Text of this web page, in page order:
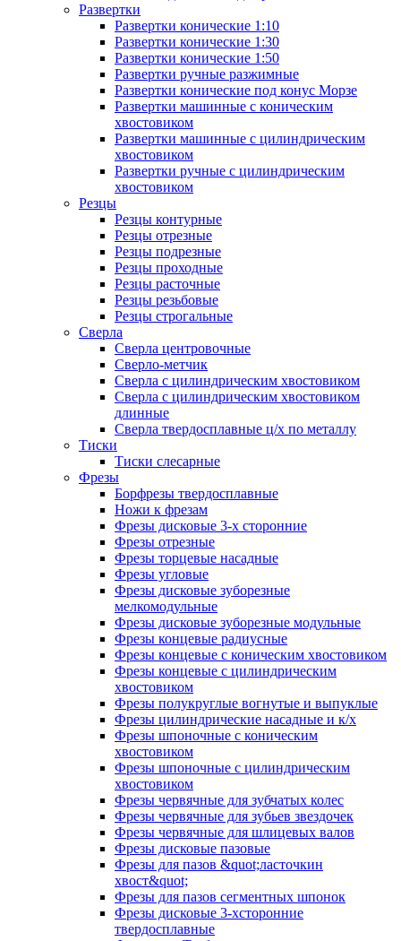
Развертки
Развертки конические 1:10
Развертки конические 1:30
Развертки конические 1:50
Развертки ручные разжимные
Развертки конические под конус Морзе
Развертки машинные с коническим
хвостовиком
Развертки машинные с цилиндрическим
хвостовиком
Развертки ручные с цилиндрическим
хвостовиком
Резцы
Резцы контурные
Резцы отрезные
Резцы подрезные
Резцы проходные
Резцы расточные
Резцы резьбовые
Резцы строгальные
Сверла
Сверла центровочные
Сверло-метчик
Сверла с цилиндрическим хвостовиком
Сверла с цилиндрическим хвостовиком
длинные
Сверла твердосплавные ц/х по металлу
Тиски
Тиски слесарные
Фрезы
Борфрезы твердосплавные
Ножи к фрезам
Фрезы дисковые 3-х сторонние
Фрезы отрезные
Фрезы торцевые насадные
Фрезы угловые
Фрезы дисковые зуборезные
мелкомодульные
Фрезы дисковые зуборезные модульные
Фрезы концевые радиусные
Фрезы концевые с коническим хвостовиком
Фрезы концевые с цилиндрическим
хвостовиком
Фрезы полукруглые вогнутые и выпуклые
Фрезы цилиндрические насадные и к/х
Фрезы шпоночные с коническим
хвостовиком
Фрезы шпоночные с цилиндрическим
хвостовиком
Фрезы червячные для зубчатых колес
Фрезы червячные для зубьев звездочек
Фрезы червячные для шлицевых валов
Фрезы дисковые пазовые
Фрезы для пазов &quot;ласточкин
хвост&quot;
Фрезы для пазов сегментных шпонок
Фрезы дисковые 3-хсторонние
твердосплавные